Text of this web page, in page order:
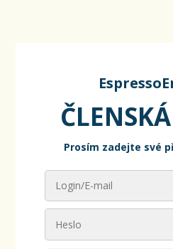
Prosím zadejte své